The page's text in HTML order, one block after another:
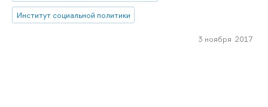
Институт социальной политики
3 ноября 2017